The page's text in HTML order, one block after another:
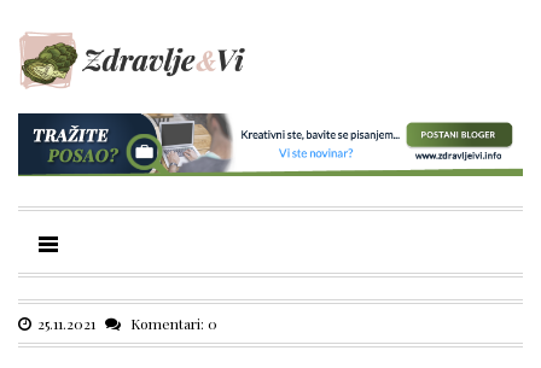
25.11.2021 Komentari: 0